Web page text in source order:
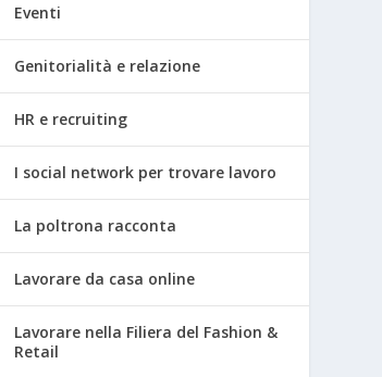
Eventi
Genitorialità e relazione
HR e recruiting
I social network per trovare lavoro
La poltrona racconta
Lavorare da casa online
Lavorare nella Filiera del Fashion &
Retail